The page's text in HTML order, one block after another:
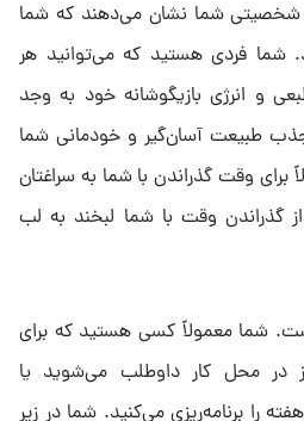
شخصیتی شما نشان می‌دهند که شما
شما فردی هستید که می‌توانید هر
و انرژی بازیگوشانه خود به وجد
طبیعت آسان‌گیر و خودمانی شما
وقت گذراندن با شما به سراغتان
گذراندن وقت با شما لبخند به لب
شما معمولاً کسی هستید که برای
در محل کار داوطلب می‌شوید یا
را برنامه‌ریزی می‌کنید. شما در زیر